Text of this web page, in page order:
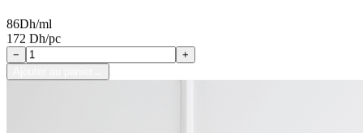
86Dh/ml
172 Dh/pc
−
+